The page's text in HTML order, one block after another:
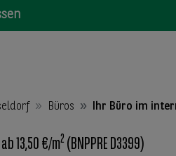
Büros Ihr Büro im
ab 13,50 €/m2 (BNPPRE D3399)